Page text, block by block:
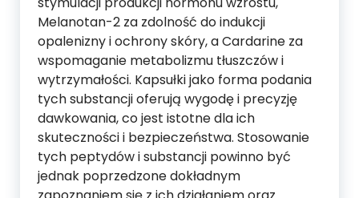
Melanotan-2 za zdolność do indukcji
opalenizny i ochrony skóry, a Cardarine za
wspomaganie metabolizmu tłuszczów i
wytrzymałości. Kapsułki jako forma podania
tych substancji oferują wygodę i precyzję
dawkowania, co jest istotne dla ich
skuteczności i bezpieczeństwa. Stosowanie
tych peptydów i substancji powinno być
jednak poprzedzone dokładnym